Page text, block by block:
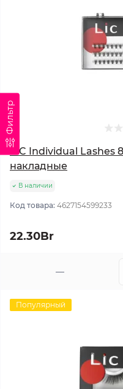
Фильтр
LIC Individual Lashes
накладные
В наличии
Код товара: 4627154599233
22.30Br
Популярный